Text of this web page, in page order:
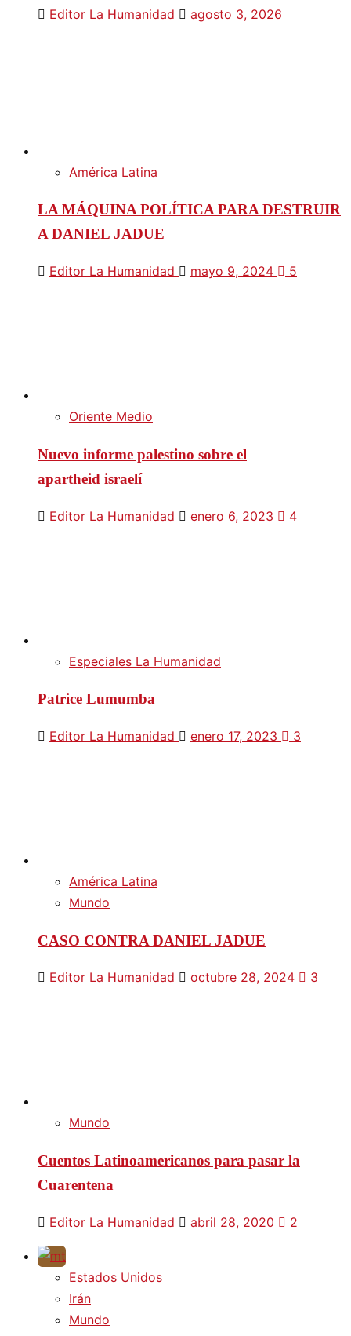
Editor La Humanidad agosto 3, 2026
América Latina
LA MÁQUINA POLÍTICA PARA DESTRUIR
A DANIEL JADUE
Editor La Humanidad mayo 9, 2024 5
Oriente Medio
Nuevo informe palestino sobre el
apartheid israelí
Editor La Humanidad enero 6, 2023 4
Especiales La Humanidad
Patrice Lumumba
Editor La Humanidad enero 17, 2023 3
América Latina
Mundo
CASO CONTRA DANIEL JADUE
Editor La Humanidad octubre 28, 2024 3
Mundo
Cuentos Latinoamericanos para pasar la
Cuarentena
Editor La Humanidad abril 28, 2020 2
Estados Unidos
Irán
Mundo